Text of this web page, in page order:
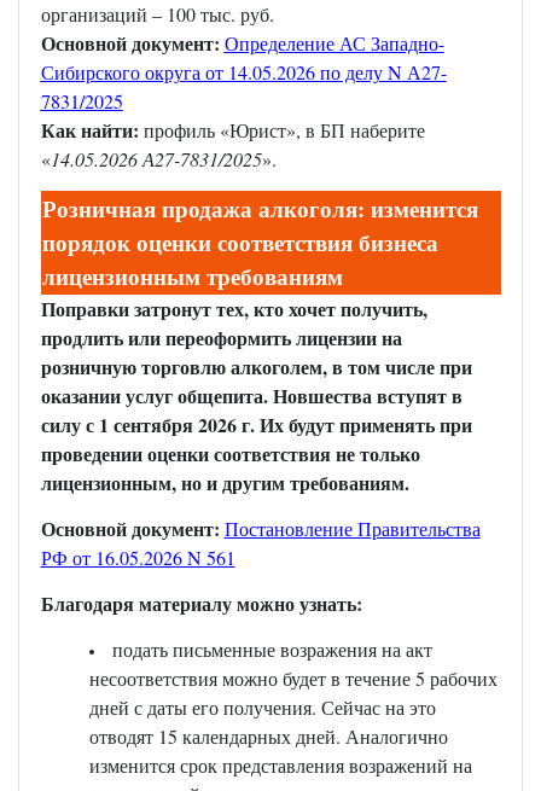
организаций – 100 тыс. руб.
Основной документ: Определение АС Западно-
Сибирского округа от 14.05.2026 по делу N А27-
7831/2025
Как найти: профиль «Юрист», в БП наберите
«14.05.2026 А27-7831/2025».
Розничная продажа алкоголя: изменится
порядок оценки соответствия бизнеса
лицензионным требованиям
Поправки затронут тех, кто хочет получить,
продлить или переоформить лицензии на
розничную торговлю алкоголем, в том числе при
оказании услуг общепита. Новшества вступят в
силу с 1 сентября 2026 г. Их будут применять при
проведении оценки соответствия не только
лицензионным, но и другим требованиям.
Основной документ: Постановление Правительства
РФ от 16.05.2026 N 561
Благодаря материалу можно узнать:
подать письменные возражения на акт
несоответствия можно будет в течение 5 рабочих
дней с даты его получения. Сейчас на это
отводят 15 календарных дней. Аналогично
изменится срок представления возражений на